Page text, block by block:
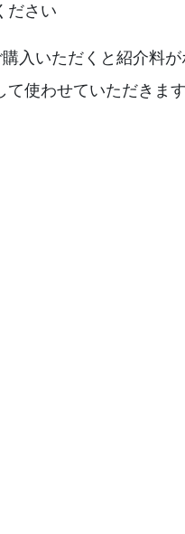
ださい
入いただくと紹介料
使わせていただきま